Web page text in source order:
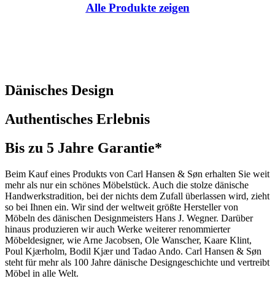
Alle Produkte zeigen
Dänisches Design
Authentisches Erlebnis
Bis zu 5 Jahre Garantie*
Beim Kauf eines Produkts von Carl Hansen & Søn erhalten Sie weit
mehr als nur ein schönes Möbelstück. Auch die stolze dänische
Handwerkstradition, bei der nichts dem Zufall überlassen wird, zieht
so bei Ihnen ein. Wir sind der weltweit größte Hersteller von
Möbeln des dänischen Designmeisters Hans J. Wegner. Darüber
hinaus produzieren wir auch Werke weiterer renommierter
Möbeldesigner, wie Arne Jacobsen, Ole Wanscher, Kaare Klint,
Poul Kjærholm, Bodil Kjær und Tadao Ando. Carl Hansen & Søn
steht für mehr als 100 Jahre dänische Designgeschichte und vertreibt
Möbel in alle Welt.